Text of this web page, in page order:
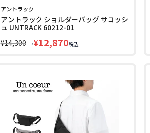
アントラック
アントラック ショルダーバッグ サコッシ
ュ UNTRACK 60212-01
¥14,300 →¥12,870税込